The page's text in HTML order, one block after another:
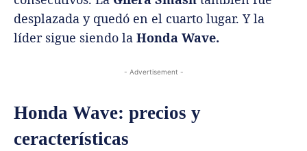
desplazada y quedó en el cuarto lugar. Y la
líder sigue siendo la Honda Wave.
- Advertisement -
Honda Wave: precios y
ceracterísticas